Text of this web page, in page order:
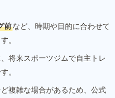
前など、時期や目的に合わせて
。
将来スポーツジムで自主トレ
。
複雑な場合があるため、公式